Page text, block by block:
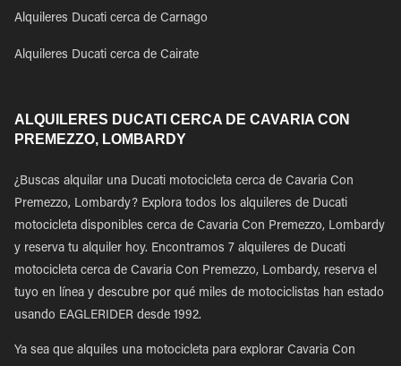
Alquileres Ducati cerca de Carnago
Alquileres Ducati cerca de Cairate
ALQUILERES DUCATI CERCA DE CAVARIA CON
PREMEZZO, LOMBARDY
¿Buscas alquilar una Ducati motocicleta cerca de Cavaria Con
Premezzo, Lombardy? Explora todos los alquileres de Ducati
motocicleta disponibles cerca de Cavaria Con Premezzo, Lombardy
y reserva tu alquiler hoy. Encontramos 7 alquileres de Ducati
motocicleta cerca de Cavaria Con Premezzo, Lombardy, reserva el
tuyo en línea y descubre por qué miles de motociclistas han estado
usando EAGLERIDER desde 1992.
Ya sea que alquiles una motocicleta para explorar Cavaria Con